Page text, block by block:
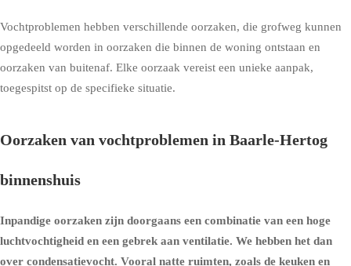
Vochtproblemen hebben verschillende oorzaken, die grofweg kunnen
opgedeeld worden in oorzaken die binnen de woning ontstaan en
oorzaken van buitenaf. Elke oorzaak vereist een unieke aanpak,
toegespitst op de specifieke situatie.
Oorzaken van vochtproblemen in Baarle-Hertog
binnenshuis
Inpandige oorzaken zijn doorgaans een combinatie van een hoge
luchtvochtigheid en een gebrek aan ventilatie. We hebben het dan
over condensatievocht. Vooral natte ruimten, zoals de keuken en